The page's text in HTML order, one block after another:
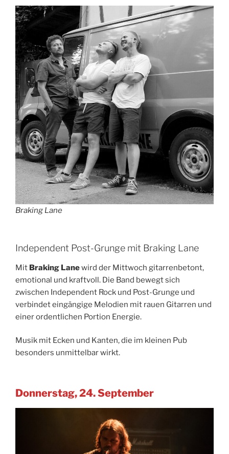
Braking Lane
Independent Post-Grunge mit Braking Lane
Mit Braking Lanewird der Mittwoch gitarrenbetont,
emotional und kraftvoll. Die Band bewegt sich
zwischen Independent Rock und Post-Grunge und
verbindet eingängige Melodien mit rauen Gitarren und
einer ordentlichen Portion Energie.
Musik mit Ecken und Kanten, die im kleinen Pub
besonders unmittelbar wirkt.
Donnerstag, 24. September